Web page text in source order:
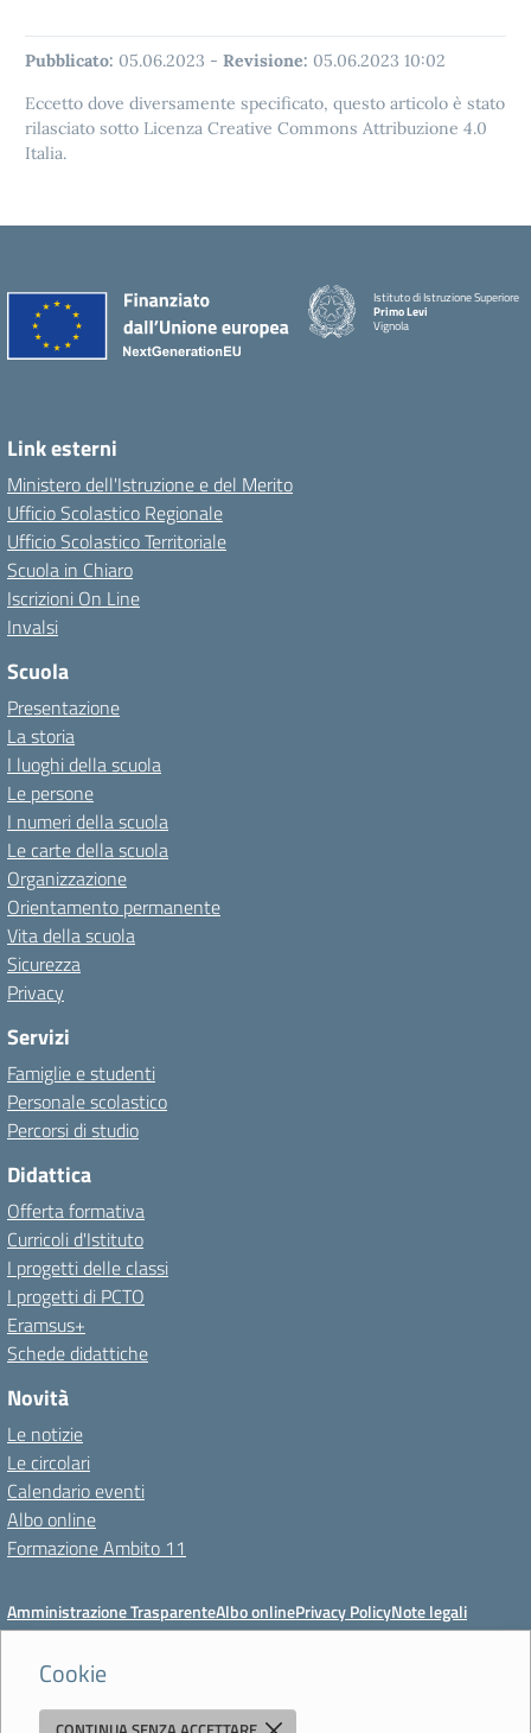
Cookie
Pubblicato: 05.06.2023 - Revisione: 05.06.2023 10:02
Eccetto dove diversamente specificato, questo articolo è stato
rilasciato sotto Licenza Creative Commons Attribuzione 4.0
Italia.
Istituto di Istruzione Superiore
Primo Levi
Vignola
Link esterni
Ministero dell'Istruzione e del Merito
Ufficio Scolastico Regionale
Ufficio Scolastico Territoriale
Scuola in Chiaro
Iscrizioni On Line
Invalsi
Scuola
Presentazione
La storia
I luoghi della scuola
Le persone
I numeri della scuola
Le carte della scuola
Organizzazione
Orientamento permanente
Vita della scuola
Sicurezza
Privacy
Servizi
Famiglie e studenti
Personale scolastico
Percorsi di studio
Didattica
Offerta formativa
Curricoli d'Istituto
I progetti delle classi
I progetti di PCTO
Eramsus+
Schede didattiche
Novità
Le notizie
Le circolari
Calendario eventi
Albo online
Formazione Ambito 11
Amministrazione TrasparenteAlbo onlinePrivacy PolicyNote legali
Meccanismo di feedbackDichiarazioni di accessibilitàPreferenze cookie